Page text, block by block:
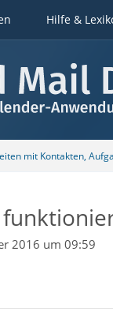
Hilfe &
mit Kontakten,
2016 um 09:59